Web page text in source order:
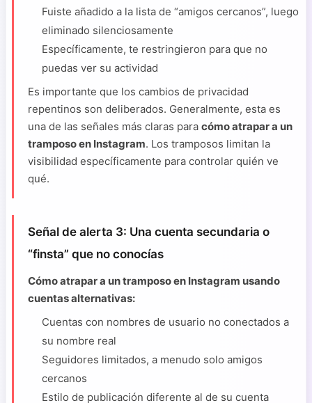
Fuiste añadido a la lista de “amigos cercanos”, luego
eliminado silenciosamente
Específicamente, te restringieron para que no
puedas ver su actividad
Es importante que los cambios de privacidad
repentinos son deliberados. Generalmente, esta es
una de las señales más claras para cómo atrapar a un
tramposo en Instagram. Los tramposos limitan la
visibilidad específicamente para controlar quién ve
qué.
Señal de alerta 3: Una cuenta secundaria o
“finsta” que no conocías
Cómo atrapar a un tramposo en Instagram usando
cuentas alternativas:
Cuentas con nombres de usuario no conectados a
su nombre real
Seguidores limitados, a menudo solo amigos
cercanos
Estilo de publicación diferente al de su cuenta